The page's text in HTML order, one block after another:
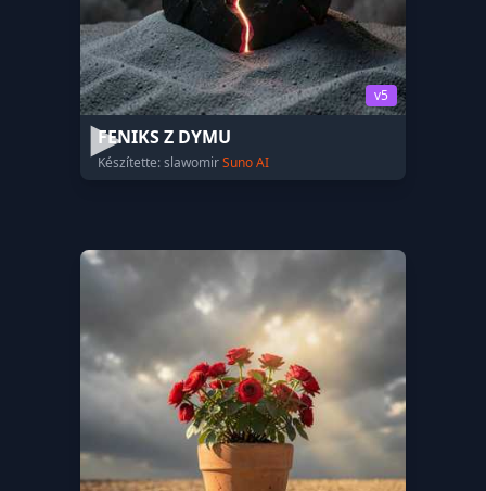
v5
FENIKS Z DYMU
Készítette: slawomirSuno AI